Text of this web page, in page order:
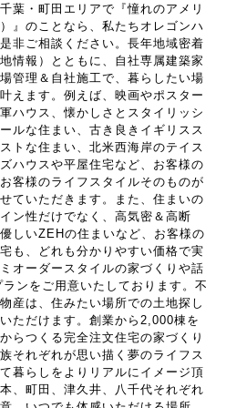
性情報を，ユーザーが当社や
またはページを閲覧する際に
集・利用する目的）
用する目的は，以下のとおり
情報の閲覧や修正，利用状況
めに，氏名，住所，連絡先，
利用されたサービスや購入さ
代金などに関する情報を表示
連絡をするためにメールアド
ザーに商品を送付したり必要
め，氏名や住所などの連絡先
行うために，氏名，生年月
葉・町田エリアで『憧れのアメリ
』のことなら、私たちオレゴンハ
非ご相談ください。長年地域密着
情報）とともに、自社専属建築家
管理＆自社施工で、暮らしたい場
えます。例えば、映画やポスター
ハウス、懐かしさとスタイリッシ
ルな住まい、古き良きイギリスス
トな住まい、北米西海岸のテイス
ハウスや平屋住宅など、お客様の
客様のライフスタイルそのものが
ていただきます。また、住まいの
ン性だけでなく、高気密＆高断
しいZEHの住まいなど、お客様の
も、どれも分かりやすい価格で実
オーダースタイルの家づくりや話
ンをご用意いたしております。不
産は、住みたい場所での土地探し
ただけます。創業から2,000棟を
らつくる完全注文住宅の家づくり
それぞれが思い描く夢のライフス
暮らしをよりリアルにイメージ頂
、町田、津久井、八千代それぞれ